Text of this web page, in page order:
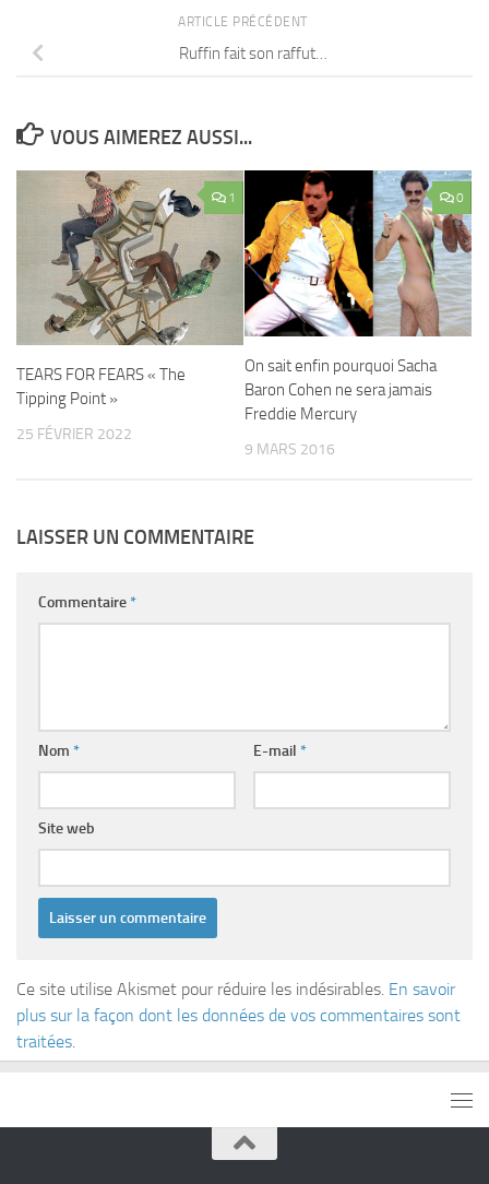
ARTICLE PRÉCÉDENT
Ruffin fait son raffut…
VOUS AIMEREZ AUSSI...
1
TEARS FOR FEARS « The
Tipping Point »
25 FÉVRIER 2022
0
On sait enfin pourquoi Sacha
Baron Cohen ne sera jamais
Freddie Mercury
9 MARS 2016
LAISSER UN COMMENTAIRE
Commentaire*
Nom * E-mail *
Site web
Ce site utilise Akismet pour réduire les indésirables. En savoir
plus sur la façon dont les données de vos commentaires sont
traitées